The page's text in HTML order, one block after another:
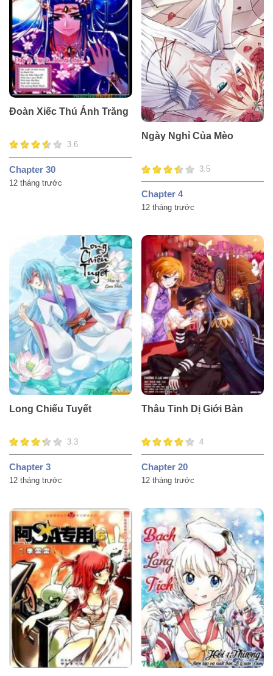
Đoàn Xiếc Thú Ánh Trăng
3.6
Chapter 30
12 tháng trước
Ngày Nghỉ Của Mèo
3.5
Chapter 4
12 tháng trước
Long Chiếu Tuyết
3.3
Chapter 3
12 tháng trước
Thâu Tinh Dị Giới Bản
4
Chapter 20
12 tháng trước